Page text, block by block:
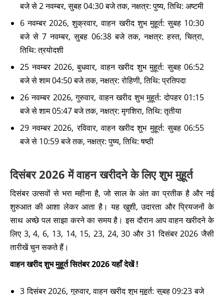
बजे से 2 नवम्बर, सुबह 04:30 बजे तक, नक्षत्र: पुष्य, तिथि: अष्टमी
6 नवम्बर 2026, शुक्रवार, वाहन खरीद शुभ मुहूर्त: सुबह 10:30
बजे से 7 नवम्बर, सुबह 06:38 बजे तक, नक्षत्र: हस्त, चित्रा,
तिथि: त्रयोदशी
25 नवम्बर 2026, बुधवार, वाहन खरीद शुभ मुहूर्त: सुबह 06:52
बजे से शाम 04:50 बजे तक, नक्षत्र: रोहिणी, तिथि: प्रतिपदा
26 नवम्बर 2026, गुरुवार, वाहन खरीद शुभ मुहूर्त: दोपहर 01:15
बजे से शाम 05:47 बजे तक, नक्षत्र: मृगशिरा, तिथि: तृतीया
29 नवम्बर 2026, रविवार, वाहन खरीद शुभ मुहूर्त: सुबह 06:55
बजे से 10:59 बजे तक, नक्षत्र: पुष्य, तिथि: षष्ठी
दिसंबर 2026 में वाहन खरीदने के लिए शुभ मुहूर्त
दिसंबर उत्सवों से भरा महीना है, जो साल के अंत का प्रतीक है और नई
शुरुआत की आशा लेकर आता है। यह खुशी, उदारता और प्रियजनों के
साथ अच्छे पल साझा करने का समय है। इस दौरान आप वाहन खरीदने के
लिए 3, 4, 6, 13, 14, 15, 23, 24, 30 और 31 दिसंबर 2026 जैसी
तारीखें चुन सकते हैं।
वाहन खरीद शुभ मुहूर्त सितंबर 2026 यहाँ देखें !
3 दिसंबर 2026, गुरुवार, वाहन खरीद शुभ मुहूर्त: सुबह 09:23 बजे